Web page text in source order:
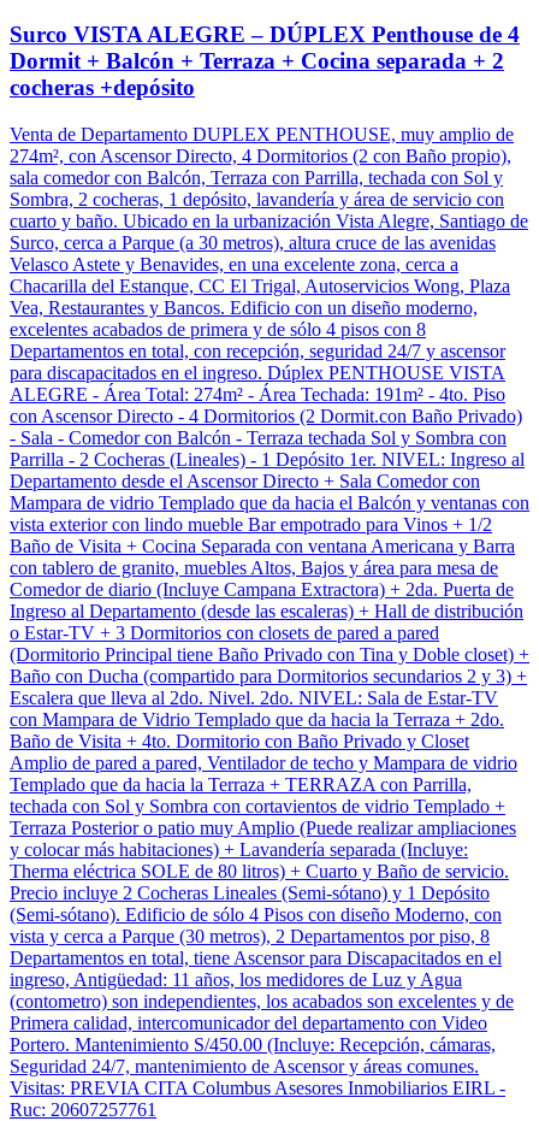
Surco VISTA ALEGRE – DÚPLEX Penthouse de 4
Dormit + Balcón + Terraza + Cocina separada + 2
cocheras +depósito
Venta de Departamento DUPLEX PENTHOUSE, muy amplio de
274m², con Ascensor Directo, 4 Dormitorios (2 con Baño propio),
sala comedor con Balcón, Terraza con Parrilla, techada con Sol y
Sombra, 2 cocheras, 1 depósito, lavandería y área de servicio con
cuarto y baño. Ubicado en la urbanización Vista Alegre, Santiago de
Surco, cerca a Parque (a 30 metros), altura cruce de las avenidas
Velasco Astete y Benavides, en una excelente zona, cerca a
Chacarilla del Estanque, CC El Trigal, Autoservicios Wong, Plaza
Vea, Restaurantes y Bancos. Edificio con un diseño moderno,
excelentes acabados de primera y de sólo 4 pisos con 8
Departamentos en total, con recepción, seguridad 24/7 y ascensor
para discapacitados en el ingreso. Dúplex PENTHOUSE VISTA
ALEGRE - Área Total: 274m² - Área Techada: 191m² - 4to. Piso
con Ascensor Directo - 4 Dormitorios (2 Dormit.con Baño Privado)
- Sala - Comedor con Balcón - Terraza techada Sol y Sombra con
Parrilla - 2 Cocheras (Lineales) - 1 Depósito 1er. NIVEL: Ingreso al
Departamento desde el Ascensor Directo + Sala Comedor con
Mampara de vidrio Templado que da hacia el Balcón y ventanas con
vista exterior con lindo mueble Bar empotrado para Vinos + 1/2
Baño de Visita + Cocina Separada con ventana Americana y Barra
con tablero de granito, muebles Altos, Bajos y área para mesa de
Comedor de diario (Incluye Campana Extractora) + 2da. Puerta de
Ingreso al Departamento (desde las escaleras) + Hall de distribución
o Estar-TV + 3 Dormitorios con closets de pared a pared
(Dormitorio Principal tiene Baño Privado con Tina y Doble closet) +
Baño con Ducha (compartido para Dormitorios secundarios 2 y 3) +
Escalera que lleva al 2do. Nivel. 2do. NIVEL: Sala de Estar-TV
con Mampara de Vidrio Templado que da hacia la Terraza + 2do.
Baño de Visita + 4to. Dormitorio con Baño Privado y Closet
Amplio de pared a pared, Ventilador de techo y Mampara de vidrio
Templado que da hacia la Terraza + TERRAZA con Parrilla,
techada con Sol y Sombra con cortavientos de vidrio Templado +
Terraza Posterior o patio muy Amplio (Puede realizar ampliaciones
y colocar más habitaciones) + Lavandería separada (Incluye:
Therma eléctrica SOLE de 80 litros) + Cuarto y Baño de servicio.
Precio incluye 2 Cocheras Lineales (Semi-sótano) y 1 Depósito
(Semi-sótano). Edificio de sólo 4 Pisos con diseño Moderno, con
vista y cerca a Parque (30 metros), 2 Departamentos por piso, 8
Departamentos en total, tiene Ascensor para Discapacitados en el
ingreso, Antigüedad: 11 años, los medidores de Luz y Agua
(contometro) son independientes, los acabados son excelentes y de
Primera calidad, intercomunicador del departamento con Video
Portero. Mantenimiento S/450.00 (Incluye: Recepción, cámaras,
Seguridad 24/7, mantenimiento de Ascensor y áreas comunes.
Visitas: PREVIA CITA Columbus Asesores Inmobiliarios EIRL -
Ruc: 20607257761